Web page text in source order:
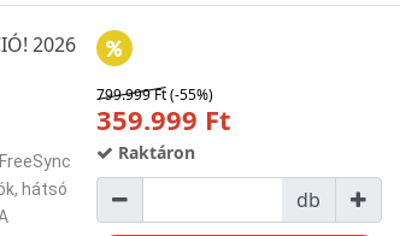
2026
hátsó
799.999 Ft(-55%)
359.999 Ft
Raktáron
db